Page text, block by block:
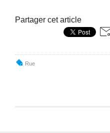
Partager cet article
Rue